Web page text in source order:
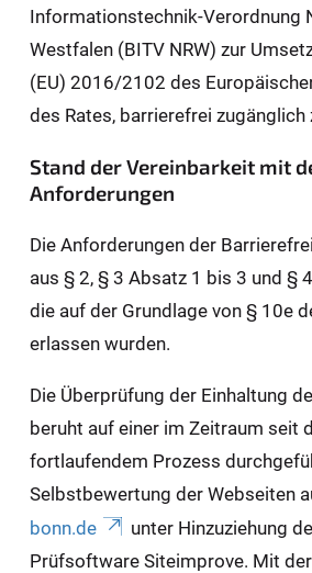
Informationstechnik-Verordnung
Westfalen (BITV NRW) zur
(EU) 2016/2102 des
des Rates, barrierefrei zugänglich
Stand der Vereinbarkeit mit
Anforderungen
Die Anforderungen der
aus § 2, § 3 Absatz 1 bis 3 und §
die auf der Grundlage von § 10e
erlassen wurden.
Die Überprüfung der Einhaltung
beruht auf einer im Zeitraum seit
fortlaufendem Prozess
Selbstbewertung der Webseiten
bonn.de
unter Hinzuziehung
Prüfsoftware Siteimprove. Mit